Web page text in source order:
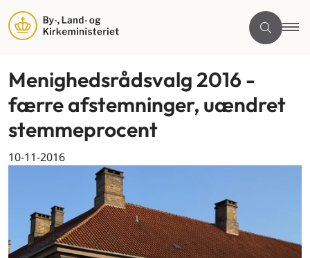
Menighedsrådsvalg 2016 -
færre afstemninger, uændret
stemmeprocent
10-11-2016